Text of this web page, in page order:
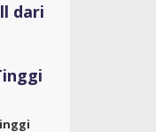
dari